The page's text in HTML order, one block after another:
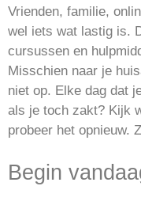
Vrienden, familie,
wel iets wat lastig is.
cursussen en
Misschien naar je
niet op. Elke dag dat
als je toch zakt? Kijk
probeer het opnieuw.
Begin